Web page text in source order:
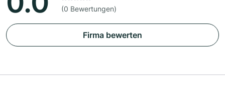
(0 Bewertungen)
Firma bewerten